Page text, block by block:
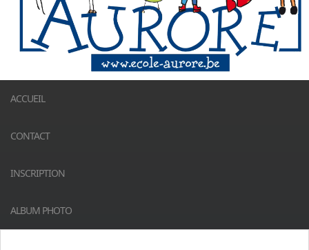
ACCUEIL
CONTACT
INSCRIPTION
ALBUM PHOTO